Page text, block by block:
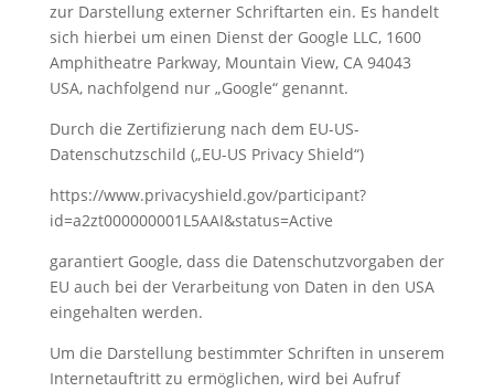
zur Darstellung externer Schriftarten ein. Es handelt
sich hierbei um einen Dienst der Google LLC, 1600
Amphitheatre Parkway, Mountain View, CA 94043
USA, nachfolgend nur „Google“ genannt.
Durch die Zertifizierung nach dem EU-US-
Datenschutzschild („EU-US Privacy Shield“)
https://www.privacyshield.gov/participant?
id=a2zt000000001L5AAI&status=Active
garantiert Google, dass die Datenschutzvorgaben der
EU auch bei der Verarbeitung von Daten in den USA
eingehalten werden.
Um die Darstellung bestimmter Schriften in unserem
Internetauftritt zu ermöglichen, wird bei Aufruf